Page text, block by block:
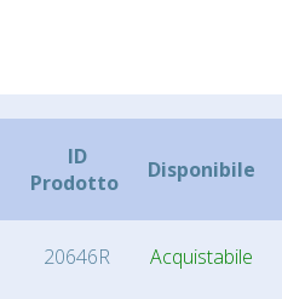
ID
Prodotto
Disponibile
20646R Acquistabile